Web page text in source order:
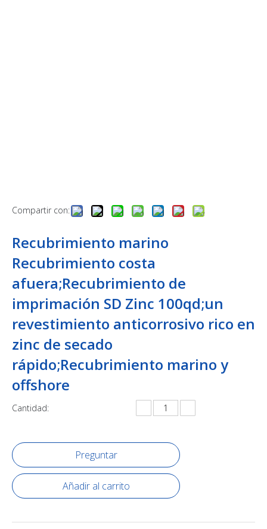
Compartir con:
Recubrimiento marino
Recubrimiento costa
afuera;Recubrimiento de
imprimación SD Zinc 100qd;un
revestimiento anticorrosivo rico en
zinc de secado
rápido;Recubrimiento marino y
offshore
Cantidad:
Preguntar
Añadir al carrito